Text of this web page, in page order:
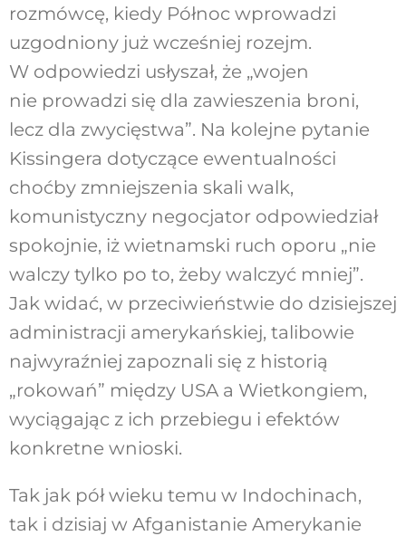
rozmówcę, kiedy Północ wprowadzi
uzgodniony już wcześniej rozejm.
W odpowiedzi usłyszał, że „wojen
nie prowadzi się dla zawieszenia broni,
lecz dla zwycięstwa”. Na kolejne pytanie
Kissingera dotyczące ewentualności
choćby zmniejszenia skali walk,
komunistyczny negocjator odpowiedział
spokojnie, iż wietnamski ruch oporu „nie
walczy tylko po to, żeby walczyć mniej”.
Jak widać, w przeciwieństwie do dzisiejszej
administracji amerykańskiej, talibowie
najwyraźniej zapoznali się z historią
„rokowań” między USA a Wietkongiem,
wyciągając z ich przebiegu i efektów
konkretne wnioski.
Tak jak pół wieku temu w Indochinach,
tak i dzisiaj w Afganistanie Amerykanie